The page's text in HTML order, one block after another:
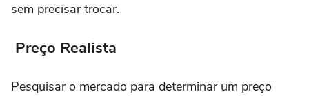
sem precisar trocar.
Preço Realista
Pesquisar o mercado para determinar um preço